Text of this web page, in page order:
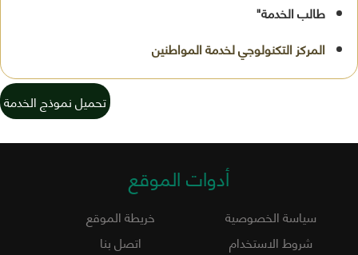
طالب الخدمة"
تحميل نموذج الخدمة
أدوات الموقع
سياسة الخصوصية
خريطة الموقع
شروط الاستخدام
اتصل بنا